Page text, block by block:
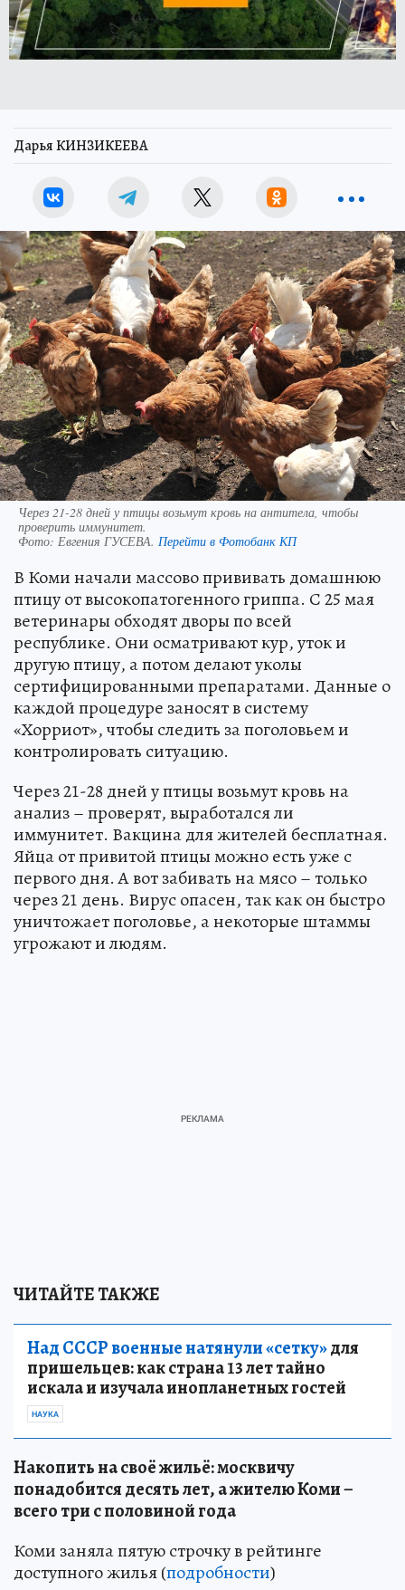
Дарья КИНЗИКЕЕВА
Через 21-28 дней у птицы возьмут кровь на антитела, чтобы
проверить иммунитет.
Фото: Евгения ГУСЕВА. Перейти в Фотобанк КП
В Коми начали массово прививать домашнюю
птицу от высокопатогенного гриппа. С 25 мая
ветеринары обходят дворы по всей
республике. Они осматривают кур, уток и
другую птицу, а потом делают уколы
сертифицированными препаратами. Данные о
каждой процедуре заносят в систему
«Хорриот», чтобы следить за поголовьем и
контролировать ситуацию.
Через 21-28 дней у птицы возьмут кровь на
анализ – проверят, выработался ли
иммунитет. Вакцина для жителей бесплатная.
Яйца от привитой птицы можно есть уже с
первого дня. А вот забивать на мясо – только
через 21 день. Вирус опасен, так как он быстро
уничтожает поголовье, а некоторые штаммы
угрожают и людям.
ЧИТАЙТЕ ТАКЖЕ
Над СССР военные натянули «сетку»для
пришельцев: как страна 13 лет тайно
искала и изучала инопланетных гостей
НАУКА
Накопить на своё жильё: москвичу
понадобится десять лет, а жителю Коми –
всего три с половиной года
Коми заняла пятую строчку в рейтинге
доступного жилья (подробности)